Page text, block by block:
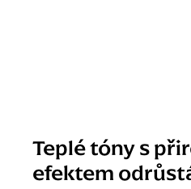
Teplé tóny s
efektem